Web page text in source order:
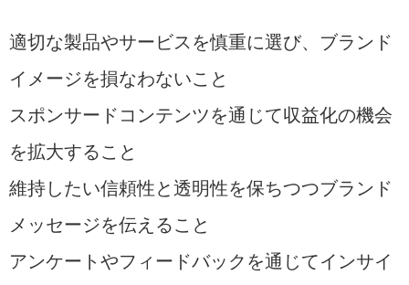
適切な製品やサービスを慎重に選び、ブランド
イメージを損なわないこと
スポンサードコンテンツを通じて収益化の機会
を拡大すること
維持したい信頼性と透明性を保ちつつブランド
メッセージを伝えること
アンケートやフィードバックを通じてインサイ